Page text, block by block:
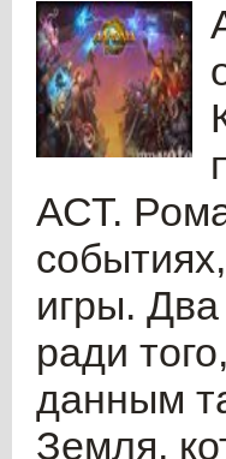
АСТ.
игры.
ради
данным
Земля,